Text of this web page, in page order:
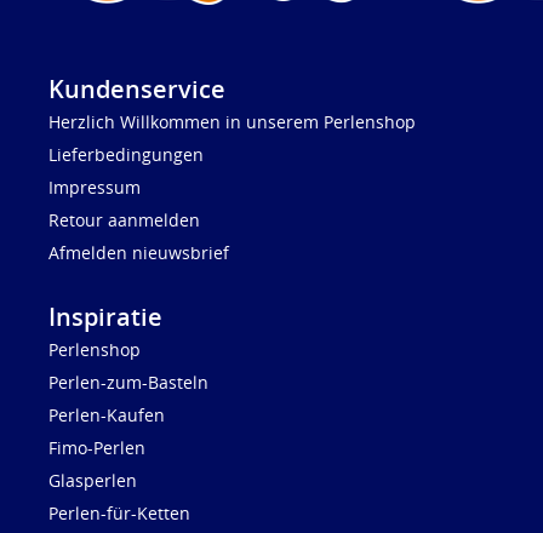
Kundenservice
Herzlich Willkommen in unserem Perlenshop
Lieferbedingungen
Impressum
Retour aanmelden
Afmelden nieuwsbrief
Inspiratie
Perlenshop
Perlen-zum-Basteln
Perlen-Kaufen
Fimo-Perlen
Glasperlen
Perlen-für-Ketten